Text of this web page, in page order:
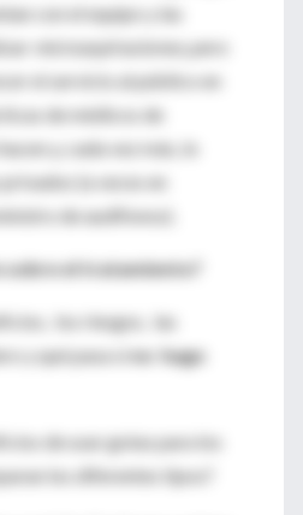
con el equipo y las
microaspiraciones, pero
el servicio al público en
de médicos de
y, cada vez más, lo
(a veces en
de audífonos).
sobre el tratamiento?
los riesgos, las
y qué pasa sino hago
de usar gotas para los
los diferentes tipos?